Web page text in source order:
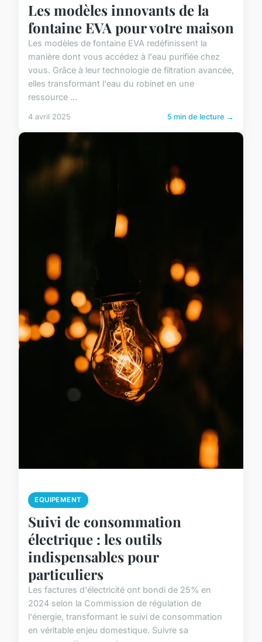
Les modèles innovants de la
fontaine EVA pour votre maison
Les modèles de fontaine EVA redéfinissent la
manière dont vous accédez à l'eau purifiée chez
vous. Grâce à leur technologie de filtration avancée,
elles transformant l'eau du robinet en une
ressource ...
4 avril 2025 5 min de lecture →
EQUIPEMENT
Suivi de consommation
électrique : les outils
indispensables pour
particuliers
Les factures d'électricité ont bondi de 25% en
2024 selon la Commission de régulation de
l'énergie, transformant le suivi de consommation
en véritable enjeu domestique. Suivre sa